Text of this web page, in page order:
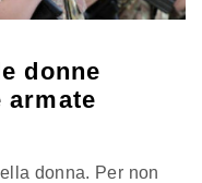
donne
armate
donna. Per non